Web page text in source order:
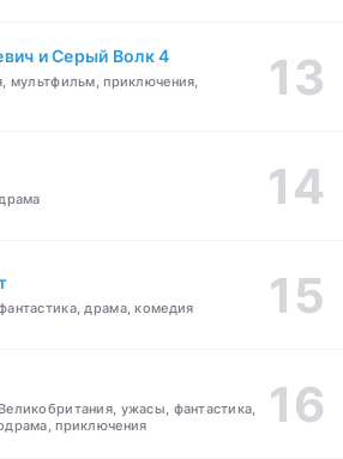
и Серый Волк 4
мультфильм, приключения,
драма, комедия
ужасы, фантастика,
приключения